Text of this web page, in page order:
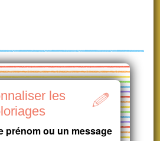
les
prénom ou un message